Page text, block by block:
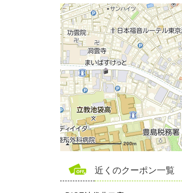
200m
近くのクーポン一覧